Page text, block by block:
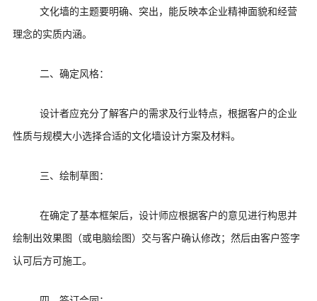
文化墙的主题要明确、突出，能反映本企业精神面貌和经营
理念的实质内涵。
二、确定风格：
设计者应充分了解客户的需求及行业特点，根据客户的企业
性质与规模大小选择合适的文化墙设计方案及材料。
三、绘制草图：
在确定了基本框架后，设计师应根据客户的意见进行构思并
绘制出效果图（或电脑绘图）交与客户确认修改；然后由客户签字
认可后方可施工。